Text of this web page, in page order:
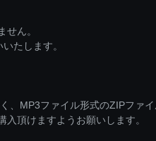
ん。
たします。
MP3ファイル形式のZIPファ
頂けますようお願いします。